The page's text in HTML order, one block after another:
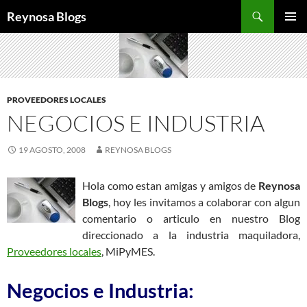
Reynosa Blogs
MENÚ
AL
CONTENIDO
PROVEEDORES LOCALES
NEGOCIOS E INDUSTRIA
19 AGOSTO, 2008 REYNOSA BLOGS
Hola como estan amigas y amigos de Reynosa
Blogs, hoy les invitamos a colaborar con algun
comentario o articulo en nuestro Blog
direccionado a la industria maquiladora,
Proveedores locales, MiPyMES.
Negocios e Industria: